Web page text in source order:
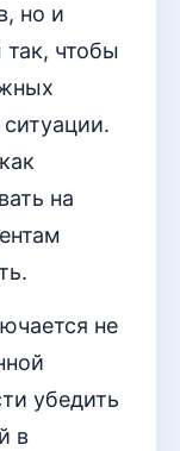
но и
так, чтобы
на
не
убедить
в